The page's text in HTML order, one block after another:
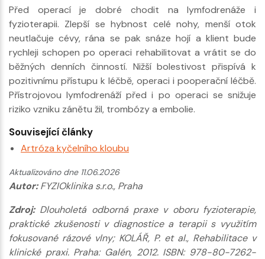
Před operací je dobré chodit na lymfodrenáže i
fyzioterapii. Zlepší se hybnost celé nohy, menší otok
neutlačuje cévy, rána se pak snáze hojí a klient bude
rychleji schopen po operaci rehabilitovat a vrátit se do
běžných denních činností. Nižší bolestivost přispívá k
pozitivnímu přístupu k léčbě, operaci i pooperační léčbě.
Přístrojovou lymfodrenáží před i po operaci se snižuje
riziko vzniku zánětu žil, trombózy a embolie.
Související články
Artróza kyčelního kloubu
Aktualizováno dne 11.06.2026
Autor:FYZIOklinika s.r.o., Praha
Zdroj:Dlouholetá odborná praxe v oboru fyzioterapie,
praktické zkušenosti v diagnostice a terapii s využitím
fokusované rázové vlny; KOLÁŘ, P. et al., Rehabilitace v
klinické praxi. Praha: Galén, 2012. ISBN: 978-80-7262-